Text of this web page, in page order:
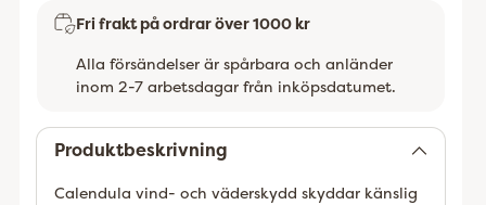
Fri frakt på ordrar över 1000 kr
Alla försändelser är spårbara och anländer
inom 2-7 arbetsdagar från inköpsdatumet.
Produktbeskrivning
Calendula vind- och väderskydd skyddar känslig